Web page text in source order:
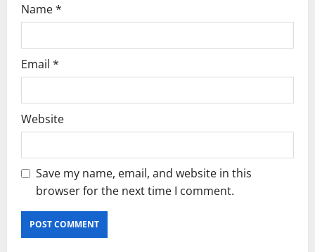
Name*
Email *
Website
Save my name, email, and website in this
browser for the next time I comment.